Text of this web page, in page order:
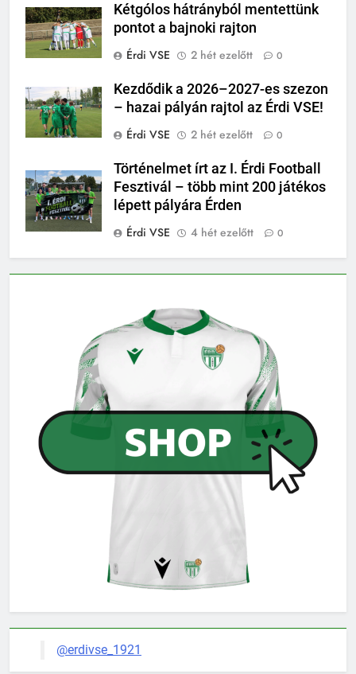
Kétgólos hátrányból mentettünk
pontot a bajnoki rajton
Érdi VSE
2 hét ezelőtt 0
Kezdődik a 2026–2027-es szezon
– hazai pályán rajtol az Érdi VSE!
Érdi VSE
2 hét ezelőtt 0
Történelmet írt az I. Érdi Football
Fesztivál – több mint 200 játékos
lépett pályára Érden
Érdi VSE
4 hét ezelőtt 0
@erdivse_1921